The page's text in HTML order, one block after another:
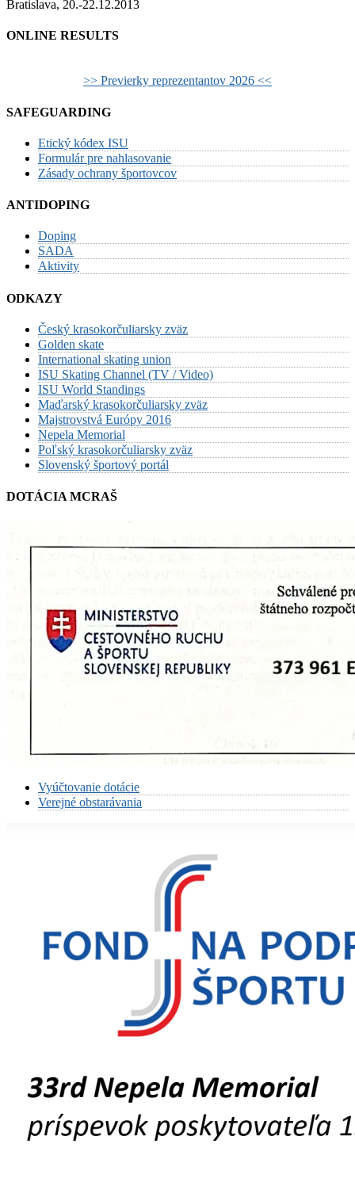
Bratislava, 20.-22.12.2013
ONLINE RESULTS
>> Previerky reprezentantov 2026 <<
SAFEGUARDING
Etický kódex ISU
Formulár pre nahlasovanie
Zásady ochrany športovcov
ANTIDOPING
Doping
SADA
Aktivity
ODKAZY
Český krasokorčuliarsky zväz
Golden skate
International skating union
ISU Skating Channel (TV / Video)
ISU World Standings
Maďarský krasokorčuliarsky zväz
Majstrovstvá Európy 2016
Nepela Memorial
Poľský krasokorčuliarsky zväz
Slovenský športový portál
DOTÁCIA MCRAŠ
Vyúčtovanie dotácie
Verejné obstarávania